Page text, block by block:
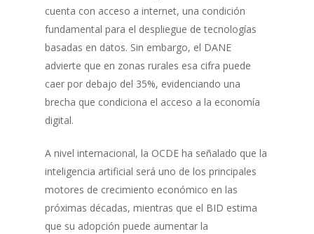
cuenta con acceso a internet, una condición
fundamental para el despliegue de tecnologías
basadas en datos. Sin embargo, el DANE
advierte que en zonas rurales esa cifra puede
caer por debajo del 35%, evidenciando una
brecha que condiciona el acceso a la economía
digital.
A nivel internacional, la OCDE ha señalado que la
inteligencia artificial será uno de los principales
motores de crecimiento económico en las
próximas décadas, mientras que el BID estima
que su adopción puede aumentar la